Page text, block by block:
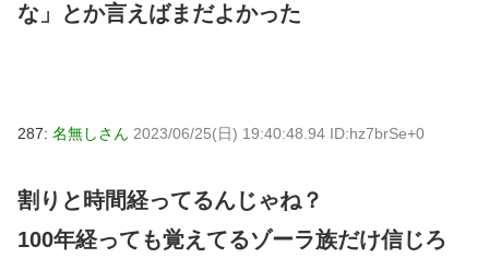
な」とか言えばまだよかった
287: 名無しさん 2023/06/25(日) 19:40:48.94 ID:hz7brSe+0
割りと時間経ってるんじゃね？
100年経っても覚えてるゾーラ族だけ信じろ